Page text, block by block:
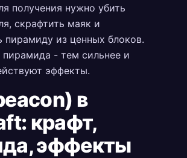
получения нужно убить
скрафтить маяк и
пирамиду из ценных блоков.
- тем сильнее и
эффекты.
в
крафт,
эффекты